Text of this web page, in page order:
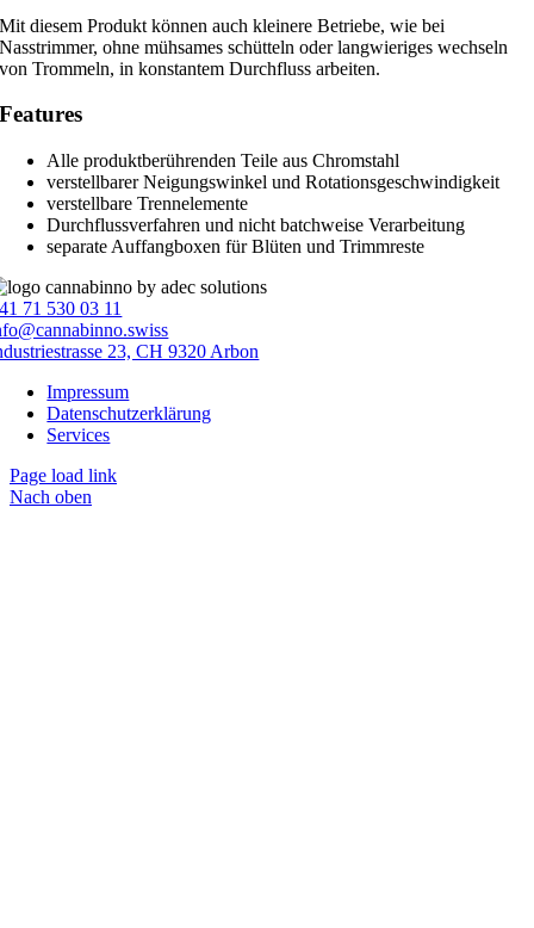
Mit diesem Produkt können auch kleinere Betriebe, wie bei
Nasstrimmer, ohne mühsames schütteln oder langwieriges wechseln
von Trommeln, in konstantem Durchfluss arbeiten.
Features
Alle produktberührenden Teile aus Chromstahl
verstellbarer Neigungswinkel und Rotationsgeschwindigkeit
verstellbare Trennelemente
Durchflussverfahren und nicht batchweise Verarbeitung
separate Auffangboxen für Blüten und Trimmreste
71 530 03 11
23, CH 9320 Arbon
Impressum
Datenschutzerklärung
Services
Page load link
Nach oben